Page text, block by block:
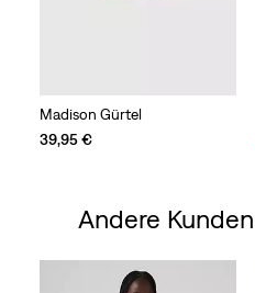
Madison Gürtel
39,95 €
Andere